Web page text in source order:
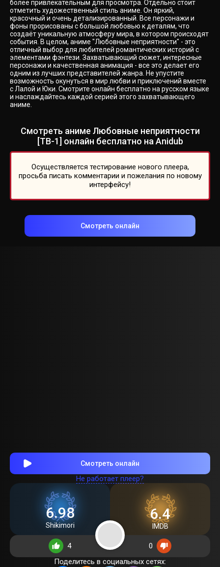
более привлекательным для просмотра. Отдельно стоит
отметить художественный стиль аниме. Он яркий,
красочный и очень детализированный. Все персонажи и
фоны прорисованы с большой любовью к деталям, что
создаёт уникальную атмосферу мира, в котором происходят
события. В целом, аниме "Любовные неприятности" - это
отличный выбор для любителей романтических историй с
элементами фэнтези. Захватывающий сюжет, интересные
персонажи и качественная анимация - все это делает его
одним из лучших представителей жанра. Не упустите
возможность окунуться в мир любви и приключений вместе
с Лалой и Юки. Смотрите онлайн бесплатно на русском языке
и наслаждайтесь каждой серией этого захватывающего
аниме.
Смотреть аниме Любовные неприятности
[ТВ-1] онлайн бесплатно на Anidub
Осуществляется тестирование нового плеера,
просьба писать комментарии и пожелания по новому
интерфейсу!
Смотреть онлайн
Смотреть онлайн
Не работает плеер?
6.98
Shikimori
6.4
IMDB
4
0
Поделитесь в социальных сетях: